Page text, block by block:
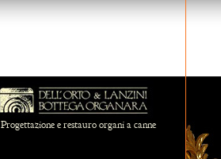
Progettazione e restauro organi a canne